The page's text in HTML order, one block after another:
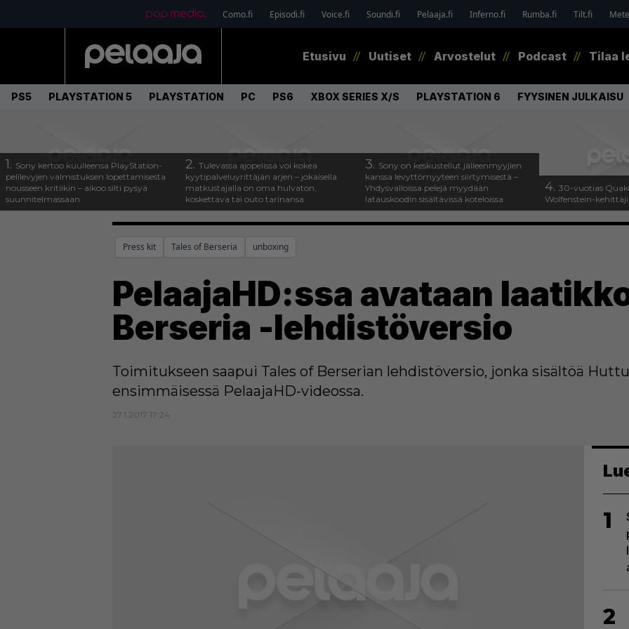
Como.fi Episodi.fi Voice.fi Soundi.fi Pelaaja.fi Inferno.fi Rumba.fi Tilt.fi
Etusivu Uutiset Arvostelut Podcast Tilaa
PS5 PLAYSTATION 5 PLAYSTATION PC PS6 XBOX SERIES X/S PLAYSTATION 6 FYYSINEN JULKAISU
1. Sony kertoo kuulleensa PlayStation-
pelilevyjen valmistuksen lopettamisesta
nousseen kritiikin – aikoo silti pysyä
suunnitelmassaan
2. Tulevassa ajopelissä voi kokea
kyytipalveluyrittäjän arjen – jokaisella
matkustajalla on oma hulvaton,
koskettava tai outo tarinansa
3. Sony on keskustellut jälleenmyyjien
kanssa levyttömyyteen siirtymisestä –
Yhdysvalloissa pelejä myydään
latauskoodin sisältävissä koteloissa
4. 30-vuotias
Wolfenstein-
Press kit Tales of Berseria unboxing
PelaajaHD:ssa avataan
Berseria -lehdistöversio
Toimitukseen saapui Tales of Berserian lehdistöversio, jonka sisältöä
ensimmäisessä PelaajaHD-videossa.
27.1.2017 17:24
1
2